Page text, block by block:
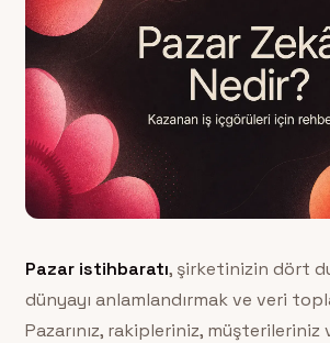
Pazar istihbaratı, şirketinizin dört
dünyayı anlamlandırmak ve veri
Pazarınız, rakipleriniz,